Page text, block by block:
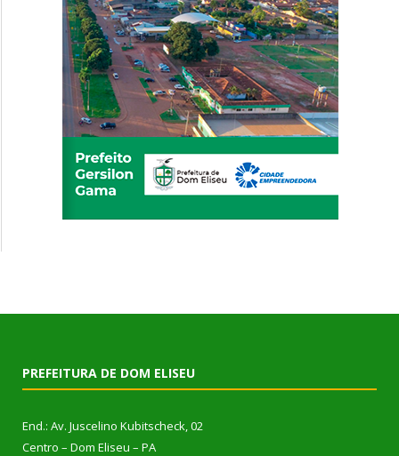
PREFEITURA DE DOM ELISEU
End.: Av. Juscelino Kubitscheck, 02
Centro – Dom Eliseu – PA